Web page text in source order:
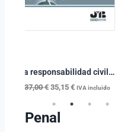
La responsabilidad civil del abogado
37,00€ 35,15 € IVA incluido
Penal